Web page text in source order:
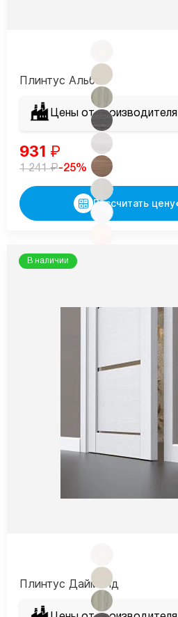
Плинтус Альба
Цены от производителя
931 ₽
1 241₽-25%
Рассчитать цену
В наличии
Плинтус Даймонд